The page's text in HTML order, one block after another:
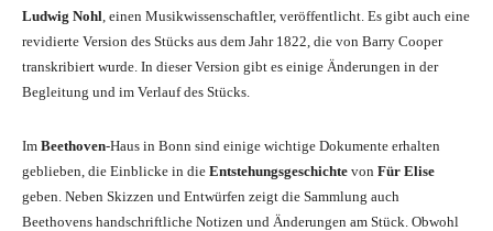
Ludwig Nohl, einen Musikwissenschaftler, veröffentlicht. Es gibt auch eine
revidierte Version des Stücks aus dem Jahr 1822, die von Barry Cooper
transkribiert wurde. In dieser Version gibt es einige Änderungen in der
Begleitung und im Verlauf des Stücks.
Im Beethoven-Haus in Bonn sind einige wichtige Dokumente erhalten
geblieben, die Einblicke in die Entstehungsgeschichte von Für Elise
geben. Neben Skizzen und Entwürfen zeigt die Sammlung auch
Beethovens handschriftliche Notizen und Änderungen am Stück. Obwohl